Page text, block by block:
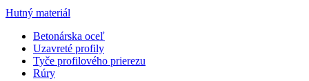
Hutný materiál
Betonárska oceľ
Uzavreté profily
Tyče profilového prierezu
Rúry